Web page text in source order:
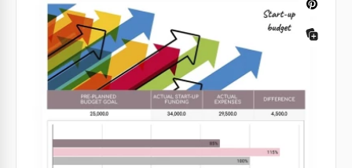
Création de budget pour les petites
entreprises.
De combien d'argent avez-vous besoin pour ouvrir
et gérer avec succès une petite entreprise? Nous
Utilisez notre budget marketing annuel avec des
graphiques gratuitement et comptez l'argent
facilement.
Google Sheets